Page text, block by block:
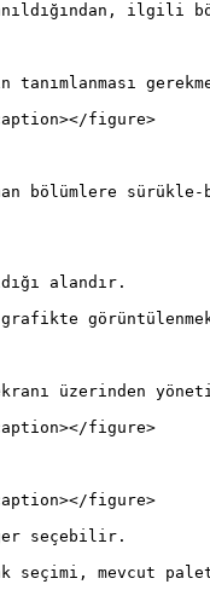
ilgili
figure>
bölümlere
alandır.
üzerinden
figure>
figure>
seçebilir.
seçimi, mevcut